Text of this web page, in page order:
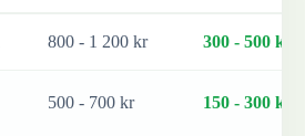
800 - 1 200 kr 300 - 500 kr
500 - 700 kr 150 - 300 kr